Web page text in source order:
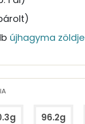
újhagyma zöldje
96.2g